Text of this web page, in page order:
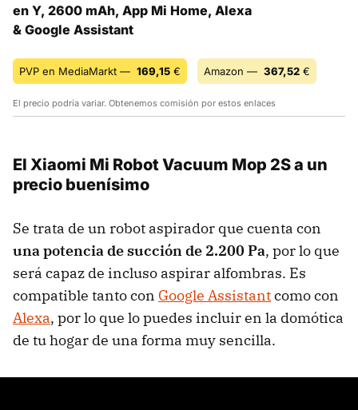
en Y, 2600 mAh, App Mi Home, Alexa
& Google Assistant
PVP en MediaMarkt — 169,15 € Amazon — 367,52 €
El precio podría variar. Obtenemos comisión por estos enlaces
El Xiaomi Mi Robot Vacuum Mop 2S a un
precio buenísimo
Se trata de un robot aspirador que cuenta con
una potencia de succión de 2.200 Pa, por lo que
será capaz de incluso aspirar alfombras. Es
compatible tanto con Google Assistantcomo con
Alexa, por lo que lo puedes incluir en la domótica
de tu hogar de una forma muy sencilla.